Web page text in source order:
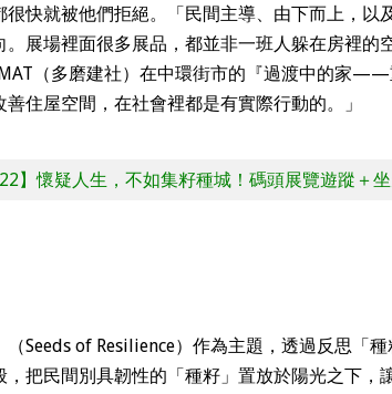
很快就被他們拒絕。「民間主導、由下而上，以
。展場裡面很多展品，都並非一班人躲在房裡的
（多磨建社）在中環街市的『過渡中的家——
住屋空間，在社會裡都是有實際行動的。」
】懷疑人生，不如集籽種城！碼頭展覽遊蹤＋
Seeds of Resilience）作為主題，透過反思「
把民間別具韌性的「種籽」置放於陽光之下，